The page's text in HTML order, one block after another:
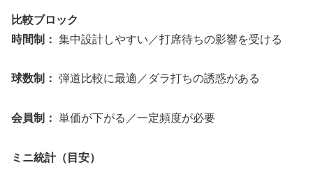
比較ブロック
時間制： 集中設計しやすい／打席待ちの影響を受ける
球数制： 弾道比較に最適／ダラ打ちの誘惑がある
会員制： 単価が下がる／一定頻度が必要
ミニ統計（目安）